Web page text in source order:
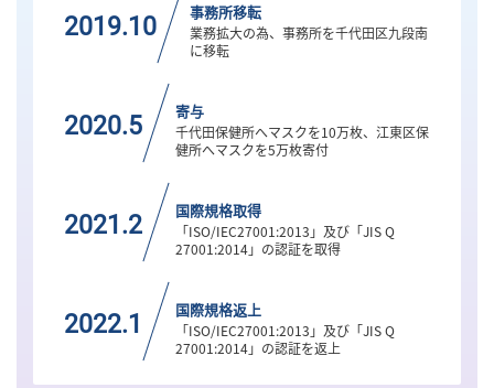
2019.10
事務所移転
業務拡大の為、事務所を千代田区九段南
に移転
2020.5
寄与
千代田保健所へマスクを10万枚、江東区保
健所へマスクを5万枚寄付
2021.2
国際規格取得
「ISO/IEC27001:2013」及び「JIS Q
27001:2014」の認証を取得
2022.1
国際規格返上
「ISO/IEC27001:2013」及び「JIS Q
27001:2014」の認証を返上